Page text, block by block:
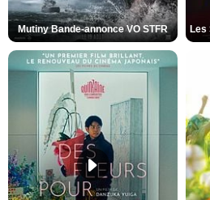
Mutiny Bande-annonce VO STFR